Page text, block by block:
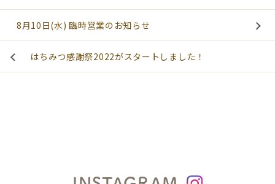
8月10日(水) 臨時営業のお知らせ
はちみつ感謝祭2022がスタートしました！